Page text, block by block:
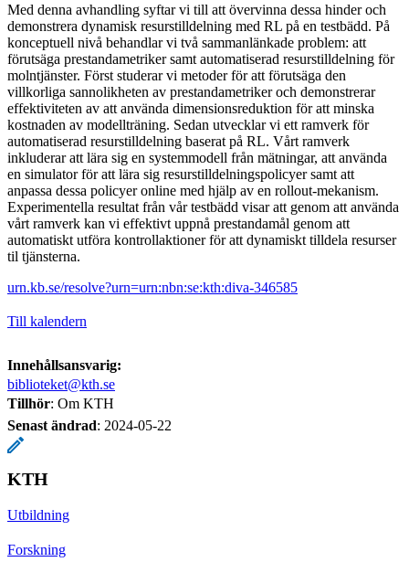
Med denna avhandling syftar vi till att övervinna dessa hinder och
demonstrera dynamisk resurstilldelning med RL på en testbädd. På
konceptuell nivå behandlar vi två sammanlänkade problem: att
förutsäga prestandametriker samt automatiserad resurstilldelning för
molntjänster. Först studerar vi metoder för att förutsäga den
villkorliga sannolikheten av prestandametriker och demonstrerar
effektiviteten av att använda dimensionsreduktion för att minska
kostnaden av modellträning. Sedan utvecklar vi ett ramverk för
automatiserad resurstilldelning baserat på RL. Vårt ramverk
inkluderar att lära sig en systemmodell från mätningar, att använda
en simulator för att lära sig resurstilldelningspolicyer samt att
anpassa dessa policyer online med hjälp av en rollout-mekanism.
Experimentella resultat från vår testbädd visar att genom att använda
vårt ramverk kan vi effektivt uppnå prestandamål genom att
automatiskt utföra kontrollaktioner för att dynamiskt tilldela resurser
til tjänsterna.
urn.kb.se/resolve?urn=urn:nbn:se:kth:diva-346585
Till kalendern
Innehållsansvarig:
biblioteket@kth.se
Tillhör: Om KTH
Senast ändrad: 2024-05-22
KTH
Utbildning
Forskning